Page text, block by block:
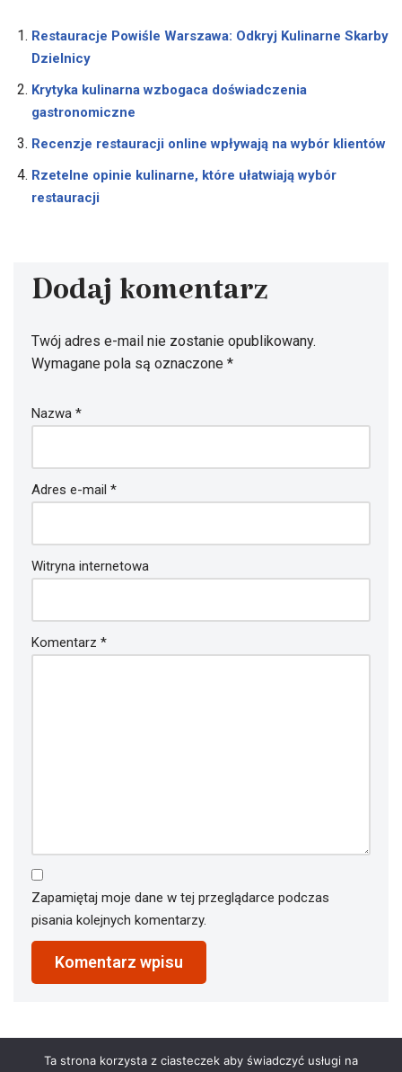
Restauracje Powiśle Warszawa: Odkryj Kulinarne Skarby
Dzielnicy
Krytyka kulinarna wzbogaca doświadczenia
gastronomiczne
Recenzje restauracji online wpływają na wybór klientów
Rzetelne opinie kulinarne, które ułatwiają wybór
restauracji
Dodaj komentarz
Twój adres e-mail nie zostanie opublikowany.
Wymagane pola są oznaczone *
Nazwa *
Adres e-mail *
Witryna internetowa
Komentarz *
Zapamiętaj moje dane w tej przeglądarce podczas
pisania kolejnych komentarzy.
Ta strona korzysta z ciasteczek aby świadczyć usługi na